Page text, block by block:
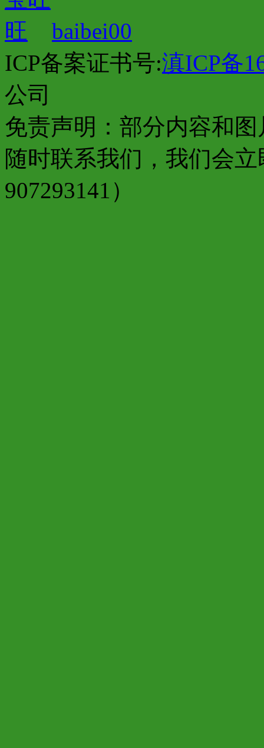
baibei00
ICP备案证书号:滇ICP备
公司
免责声明：部分内容和
随时联系我们，我们会
907293141）